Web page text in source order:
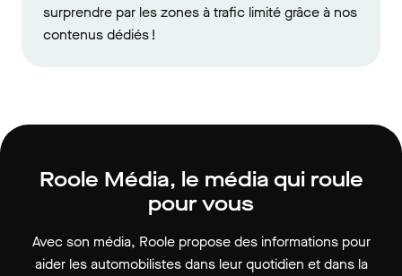
surprendre par les zones à trafic limité grâce à nos
contenus dédiés !
Roole Média, le média qui roule
pour vous
Avec son média, Roole propose des informations pour
aider les automobilistes dans leur quotidien et dans la